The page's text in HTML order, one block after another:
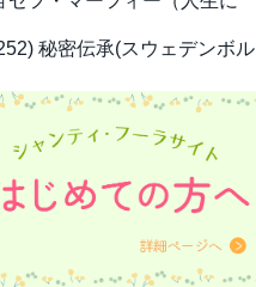
秘密伝承(スウェデンボル